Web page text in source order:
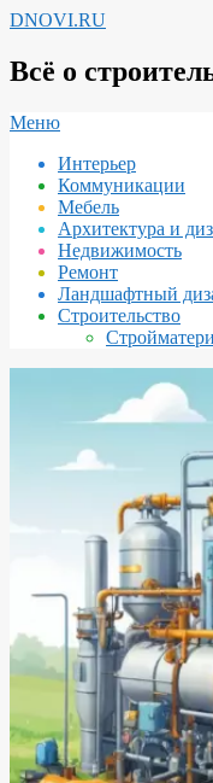
Перейти
содержимому
DNOVI.RU
Всё о
Вторичное
навигации
Меню
Интерьер
Коммуникации
Мебель
Архитектура и
Недвижимость
Ремонт
Ландшафтный
Строительство